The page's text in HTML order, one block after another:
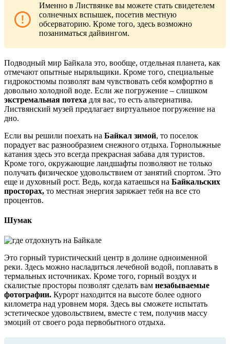
Именно в Листвянке вы можете стать свидетелем
солнечных вспышек, посетив местную
обсерваторию. Кроме того, здесь возможно
позаниматься дайвингом.
Подводный мир Байкала это, вообще, отдельная планета, как
отмечают опытные ныряльщики. Кроме того, специальные
гидрокостюмы позволят вам чувствовать себя комфортно в
довольно холодной воде. Если же погружение – слишком
экстремальная потеха для вас, то есть альтернатива.
Листвянский музей предлагает виртуальное погружение на
дно.
Если вы решили поехать на Байкал зимой, то поселок
порадует вас разнообразием снежного отдыха. Горнолыжные
катания здесь это всегда прекрасная забава для туристов.
Кроме того, окружающие ландшафты позволяют не только
получать физическое удовольствием от занятий спортом. Это
еще и духовный рост. Ведь, когда катаешься на Байкальских
просторах, то местная энергия заряжает тебя на все сто
процентов.
Шумак
Это горный туристический центр в долине одноименной
реки. Здесь можно насладиться лечебной водой, поплавать в
термальных источниках. Кроме того, горный воздух и
скалистые просторы позволят сделать вам незабываемые
фотографии. Курорт находится на высоте более одного
километра над уровнем моря. Здесь вы сможете испытать
эстетическое удовольствием, вместе с тем, получив массу
эмоций от своего рода первобытного отдыха.